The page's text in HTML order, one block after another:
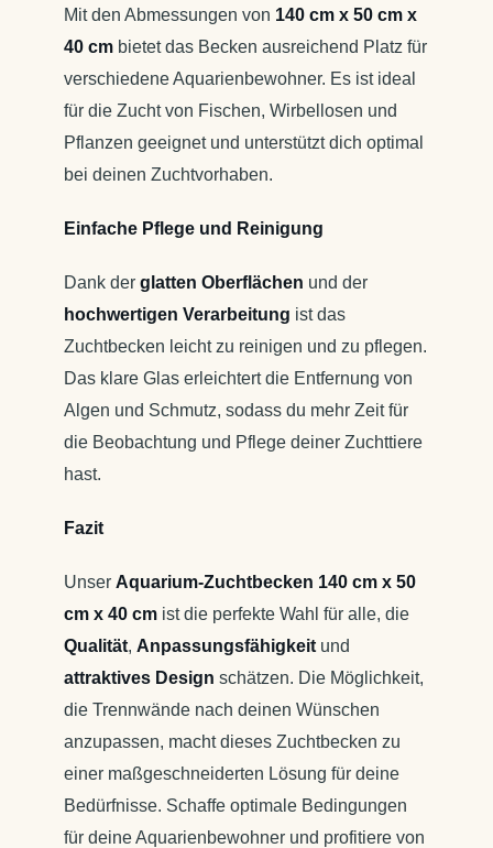
Mit den Abmessungen von 140 cm x 50 cm x
40 cm bietet das Becken ausreichend Platz für
verschiedene Aquarienbewohner. Es ist ideal
für die Zucht von Fischen, Wirbellosen und
Pflanzen geeignet und unterstützt dich optimal
bei deinen Zuchtvorhaben.
Einfache Pflege und Reinigung
Dank der glatten Oberflächen und der
hochwertigen Verarbeitung ist das
Zuchtbecken leicht zu reinigen und zu pflegen.
Das klare Glas erleichtert die Entfernung von
Algen und Schmutz, sodass du mehr Zeit für
die Beobachtung und Pflege deiner Zuchttiere
hast.
Fazit
Unser Aquarium-Zuchtbecken 140 cm x 50
cm x 40 cm ist die perfekte Wahl für alle, die
Qualität, Anpassungsfähigkeit und
attraktives Design schätzen. Die Möglichkeit,
die Trennwände nach deinen Wünschen
anzupassen, macht dieses Zuchtbecken zu
einer maßgeschneiderten Lösung für deine
Bedürfnisse. Schaffe optimale Bedingungen
für deine Aquarienbewohner und profitiere von